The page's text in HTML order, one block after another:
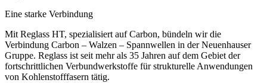
Eine starke Verbindung
Mit Reglass HT, spezialisiert auf Carbon, bündeln wir die
Verbindung Carbon – Walzen – Spannwellen in der Neuenhauser
Gruppe. Reglass ist seit mehr als 35 Jahren auf dem Gebiet der
fortschrittlichen Verbundwerkstoffe für strukturelle Anwendungen
von Kohlenstofffasern tätig.